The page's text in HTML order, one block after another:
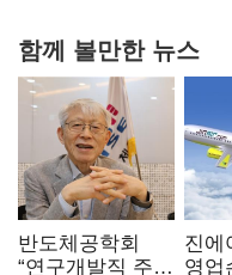
함께 볼만한 뉴스
반도체공학회
“연구개발직 주
진에
영업